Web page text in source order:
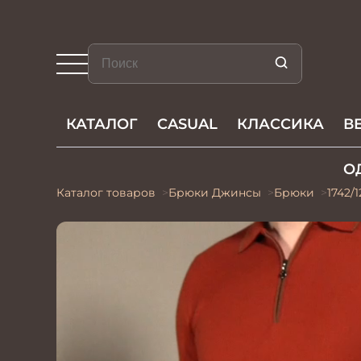
КАТАЛОГ CASUAL КЛАССИКА
Каталог товаров Брюки Джинсы Брюки 1742/